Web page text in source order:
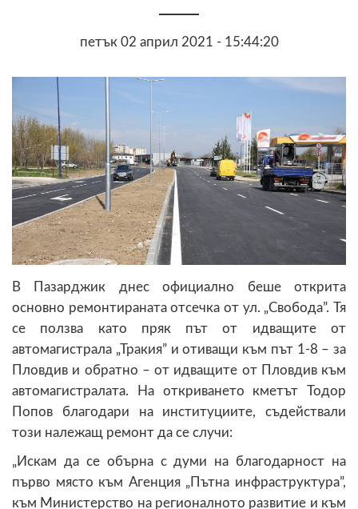
петък 02 април 2021 - 15:44:20
В Пазарджик днес официално беше открита
основно ремонтираната отсечка от ул. „Свобода”. Тя
се ползва като пряк път от идващите от
автомагистрала „Тракия” и отиващи към път 1-8 – за
Пловдив и обратно – от идващите от Пловдив към
автомагистралата. На откриването кметът Тодор
Попов благодари на институциите, съдействали
този належащ ремонт да се случи:
„Искам да се обърна с думи на благодарност на
първо място към Агенция „Пътна инфраструктура”,
към Министерство на регионалното развитие и към